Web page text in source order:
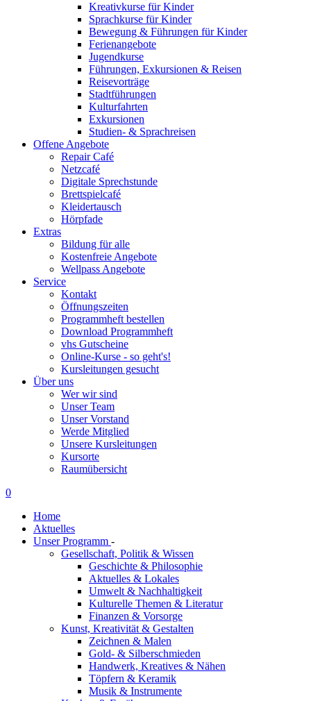
Kreativkurse für Kinder
Sprachkurse für Kinder
Bewegung & Führungen für Kinder
Ferienangebote
Jugendkurse
Führungen, Exkursionen & Reisen
Reisevorträge
Stadtführungen
Kulturfahrten
Exkursionen
Studien- & Sprachreisen
Offene Angebote
Repair Café
Netzcafé
Digitale Sprechstunde
Brettspielcafé
Kleidertausch
Hörpfade
Extras
Bildung für alle
Kostenfreie Angebote
Wellpass Angebote
Service
Kontakt
Öffnungszeiten
Programmheft bestellen
Download Programmheft
vhs Gutscheine
Online-Kurse - so geht's!
Kursleitungen gesucht
Über uns
Wer wir sind
Unser Team
Unser Vorstand
Werde Mitglied
Unsere Kursleitungen
Kursorte
Raumübersicht
0
Home
Aktuelles
Unser Programm -
Gesellschaft, Politik & Wissen
Geschichte & Philosophie
Aktuelles & Lokales
Umwelt & Nachhaltigkeit
Kulturelle Themen & Literatur
Finanzen & Vorsorge
Kunst, Kreativität & Gestalten
Zeichnen & Malen
Gold- & Silberschmieden
Handwerk, Kreatives & Nähen
Töpfern & Keramik
Musik & Instrumente